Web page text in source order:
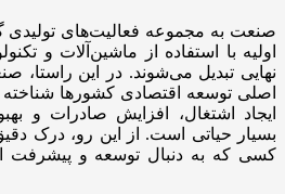
صنعت به مجموعه فعالیت‌های تولیدی
اولیه با استفاده از ماشین‌آلات و
نهایی تبدیل می‌شوند. در این راستا،
اصلی توسعه اقتصادی کشورها
ایجاد اشتغال، افزایش صادرات و
بسیار حیاتی است. از این رو، درک
کسی که به دنبال توسعه و پیشرفت